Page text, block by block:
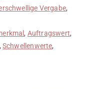
Vergabe,
, Auftragswert,
, Schwellenwerte,